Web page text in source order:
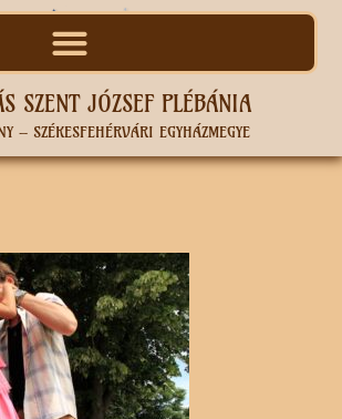
SZENT JÓZSEF PLÉBÁNIA
– SZÉKESFEHÉRVÁRI EGYHÁZMEGYE